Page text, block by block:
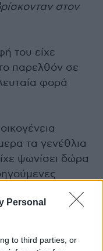
Personal
to third parties, or
στον
του είχε
παρελθόν σε
φορά
τα γενέθλια
ψωνίσει δώρα
είχε το πρωί